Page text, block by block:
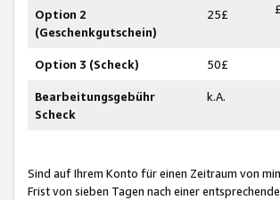
Option 2
(Geschenkgutschein)
25£
Option 3 (Scheck) 50£
Bearbeitungsgebühr
Scheck
k.A.
Sind auf Ihrem Konto für einen Zeitraum von
Frist von sieben Tagen nach einer